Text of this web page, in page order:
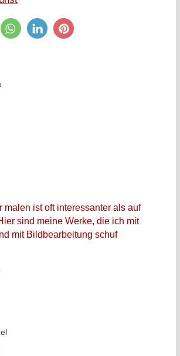
malen ist oft interessanter als auf
sind meine Werke, die ich mit
mit Bildbearbeitung schuf